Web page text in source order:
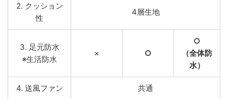
2. クッション
性
4層生地
3. 足元防水
※生活防水
× ○
○
（全体防
水）
4. 送風ファン 共通